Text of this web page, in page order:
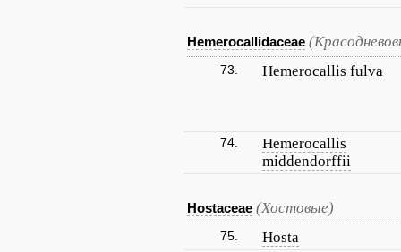
Hemerocallidaceae
73. Hemerocallis fulva
74.
Hemerocallis
middendorffii
Hostaceae (Хостовые)
75. Hosta